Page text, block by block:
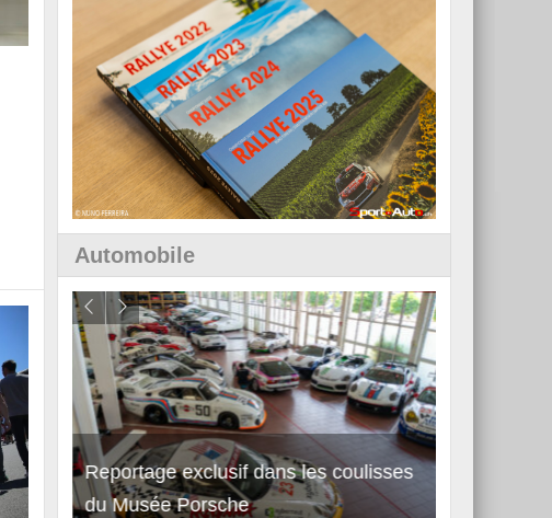
Automobile
Reportage exclusif dans les coulisses
du Musée Porsche
Découverte de la nouvelle Ferrari
12Cilindri Manuale